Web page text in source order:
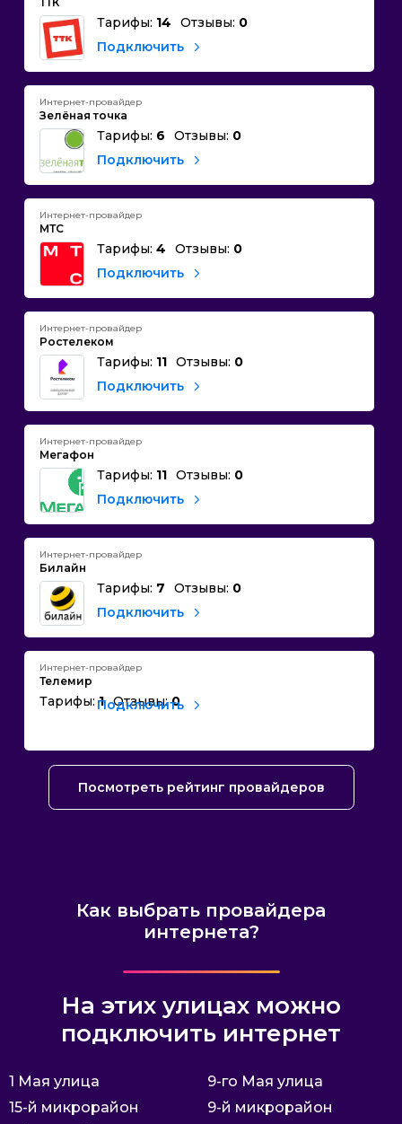
Тарифы: 14 Отзывы: 0
Подключить
Интернет-провайдер
Зелёная точка
Тарифы: 6 Отзывы: 0
Подключить
Интернет-провайдер
МТС
Тарифы: 4 Отзывы: 0
Подключить
Интернет-провайдер
Ростелеком
Тарифы: 11 Отзывы: 0
Подключить
Интернет-провайдер
Мегафон
Тарифы: 11 Отзывы: 0
Подключить
Интернет-провайдер
Билайн
Тарифы: 7 Отзывы: 0
Подключить
Интернет-провайдер
Телемир
Тарифы:1 Отзывы:0
Подключить
Посмотреть рейтинг провайдеров
Как выбрать провайдера
интернета?
На этих улицах можно
подключить интернет
1 Мая улица
15-й микрорайон
9-го Мая улица
9-й микрорайон